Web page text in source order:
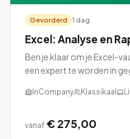
Gevorderd 1 dag
Excel: Analyse en
Ben je klaar om je Excel-
een expert te worden in
Rapportage perfect voor
InCompany Klassikaal
vanaf € 275,00